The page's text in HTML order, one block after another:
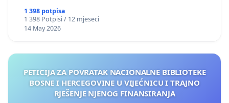
1 398 potpisa
1 398 Potpisi / 12 mjeseci
14 May 2026
PETICIJA ZA POVRATAK NACIONALNE BIBLIOTEKE
BOSNE I HERCEGOVINE U VIJEĆNICU I TRAJNO
RJEŠENJE NJENOG FINANSIRANJA